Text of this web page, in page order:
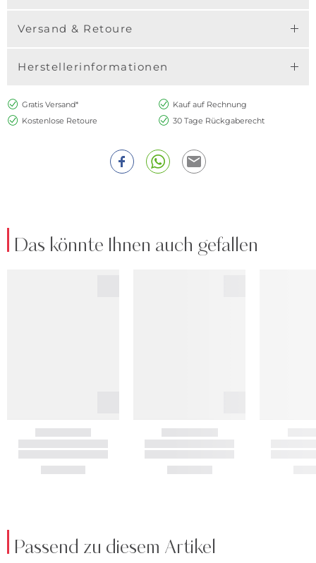
Versand & Retoure
Herstellerinformationen
Gratis Versand*
Kauf auf Rechnung
Kostenlose Retoure
30 Tage Rückgaberecht
Das könnte Ihnen auch gefallen
Passend zu diesem Artikel